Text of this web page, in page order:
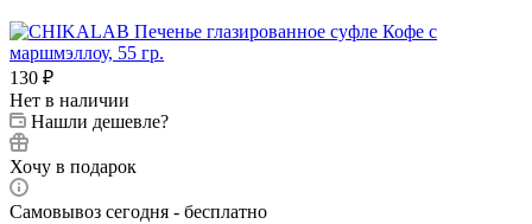
130 ₽
Нет в наличии
Нашли дешевле?
Хочу в подарок
Самовывоз сегодня - бесплатно